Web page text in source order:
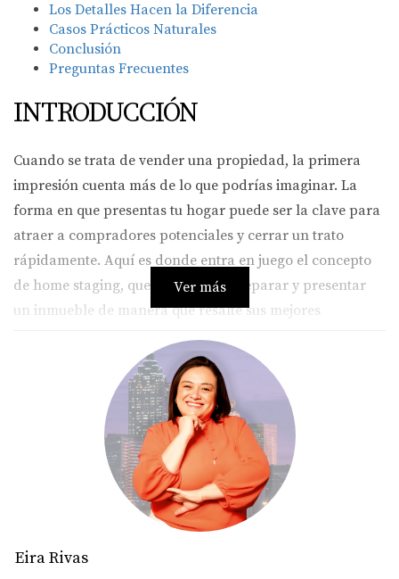
Los Detalles Hacen la Diferencia
Casos Prácticos Naturales
Conclusión
Preguntas Frecuentes
INTRODUCCIÓN
Cuando se trata de vender una propiedad, la primera
impresión cuenta más de lo que podrías imaginar. La
forma en que presentas tu hogar puede ser la clave para
atraer a compradores potenciales y cerrar un trato
rápidamente. Aquí es donde entra en juego el concepto
de home staging, que consiste en preparar y presentar
un inmueble de manera que resalte sus mejores
características y haga sentir a los visitantes como si
estuvieran en su futuro hogar. En este artículo, te
guiaremos a través de las estrategias más efectivas para
hacer que tu propiedad luzca irresistible, desde la
iluminación hasta los detalles decorativos.
LA IMPORTANCIA DE LA
ILUMINACIÓN
La iluminación es uno de los aspectos más críticos en la
Ver más
Eira Rivas